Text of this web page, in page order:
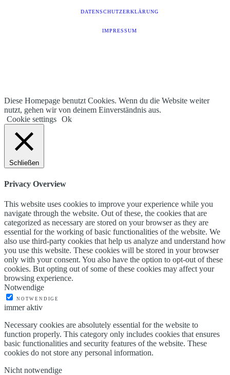
DATENSCHUTZERKLÄRUNG
IMPRESSUM
Diese Homepage benutzt Cookies. Wenn du die Website weiter
nutzt, gehen wir von deinem Einverständnis aus.
Cookie settings Ok
Schließen
Privacy Overview
This website uses cookies to improve your experience while you
navigate through the website. Out of these, the cookies that are
categorized as necessary are stored on your browser as they are
essential for the working of basic functionalities of the website. We
also use third-party cookies that help us analyze and understand how
you use this website. These cookies will be stored in your browser
only with your consent. You also have the option to opt-out of these
cookies. But opting out of some of these cookies may affect your
browsing experience.
Notwendige
NOTWENDIGE
immer aktiv
Necessary cookies are absolutely essential for the website to
function properly. This category only includes cookies that ensures
basic functionalities and security features of the website. These
cookies do not store any personal information.
Nicht notwendige